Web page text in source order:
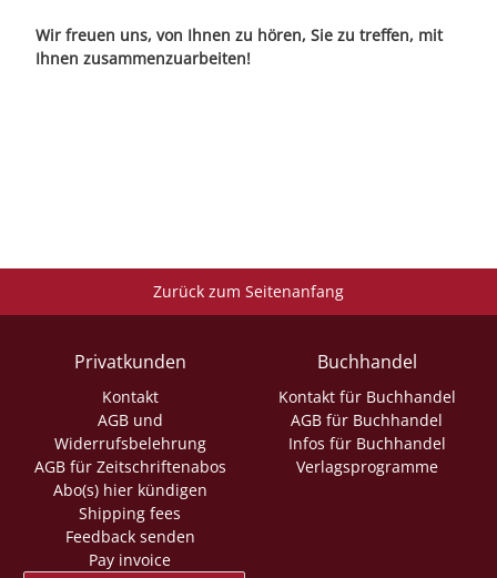
Wir freuen uns, von Ihnen zu hören, Sie zu treffen, mit
Ihnen zusammenzuarbeiten!
Zurück zum Seitenanfang
Privatkunden
Kontakt
AGB und
Widerrufsbelehrung
AGB für Zeitschriftenabos
Abo(s) hier kündigen
Shipping fees
Feedback senden
Pay invoice
Buchhandel
Kontakt für Buchhandel
AGB für Buchhandel
Infos für Buchhandel
Verlagsprogramme